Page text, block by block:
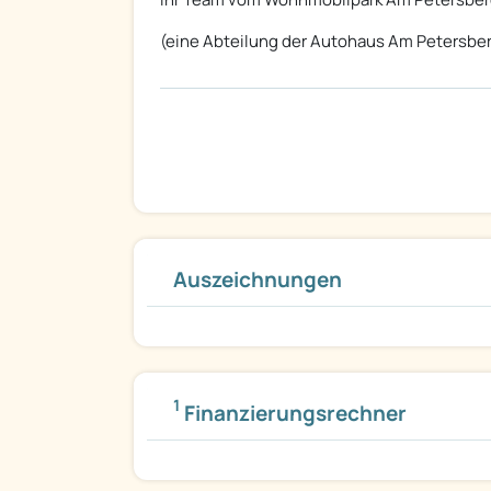
(eine Abteilung der Autohaus Am
Auszeichnungen
1 Finanzierungsrechner